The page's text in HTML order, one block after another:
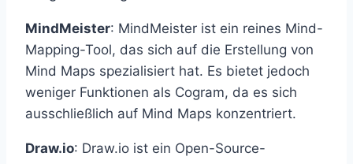
MindMeister: MindMeister ist ein reines Mind-
Mapping-Tool, das sich auf die Erstellung von
Mind Maps spezialisiert hat. Es bietet jedoch
weniger Funktionen als Cogram, da es sich
ausschließlich auf Mind Maps konzentriert.
Draw.io: Draw.io ist ein Open-Source-